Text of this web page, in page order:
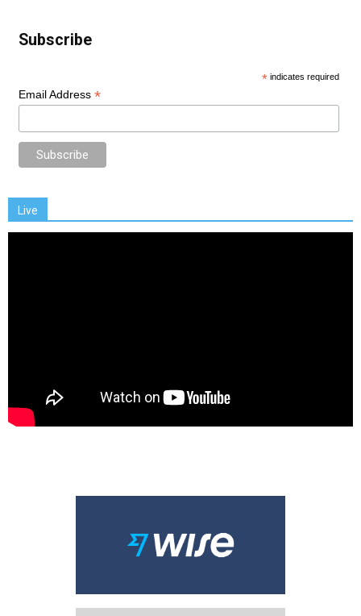
Subscribe
* indicates required
Email Address *
Live